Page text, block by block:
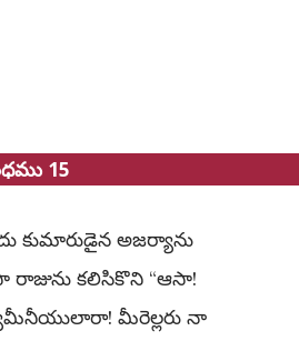
15
రాజును కలిసికొని “ఆసా!
మీరెల్లరు నా